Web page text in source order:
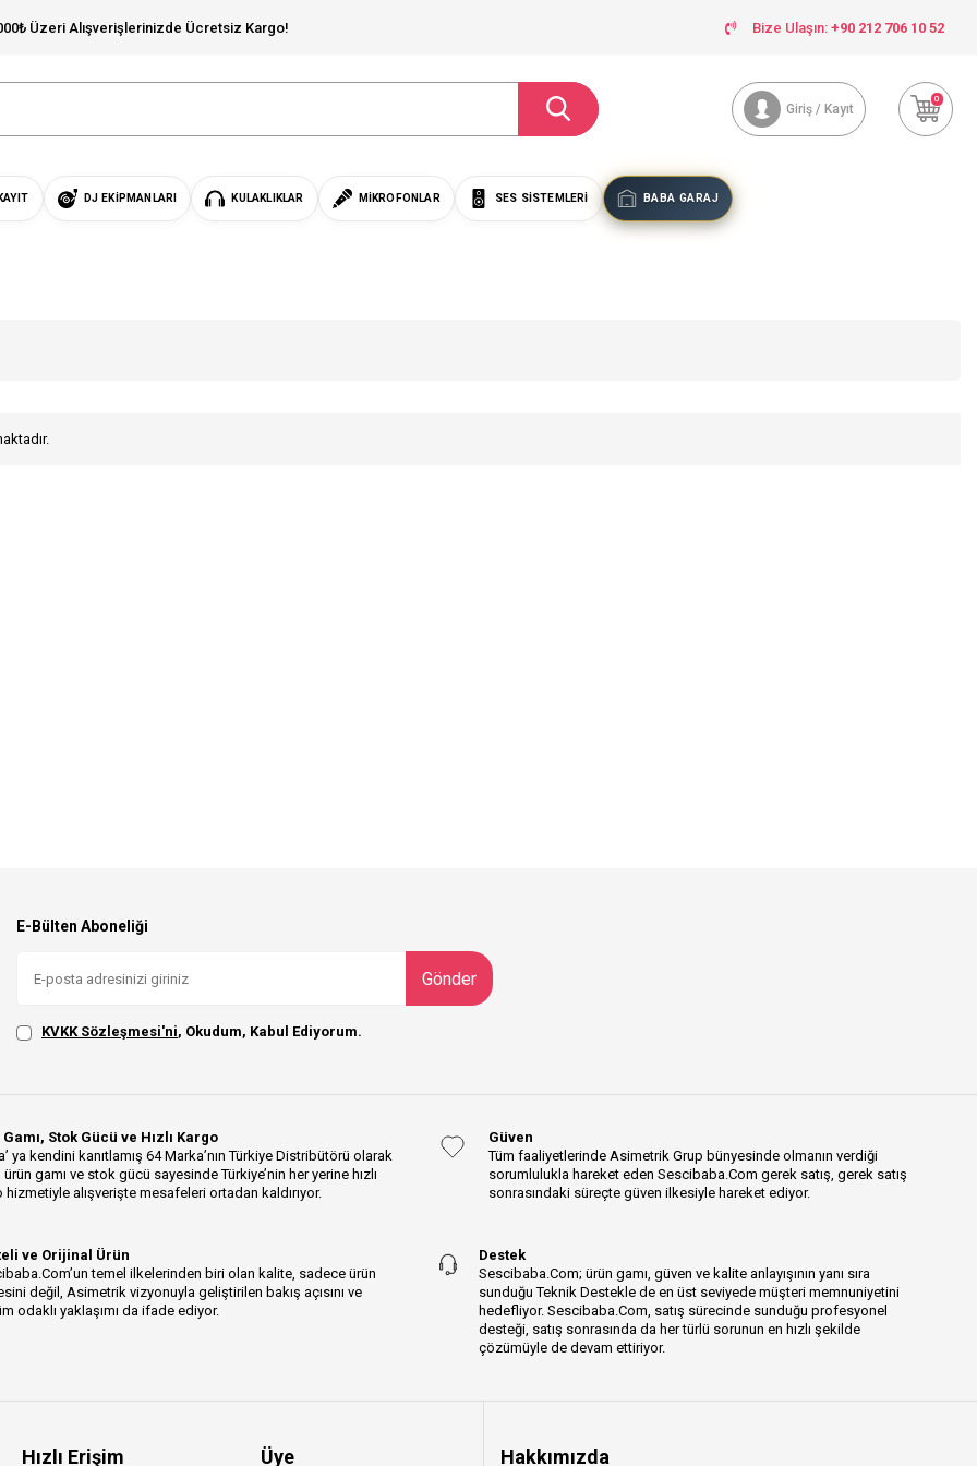
Üzeri Alışverişlerinizde Ücretsiz Kargo! Bize Ulaşın: +90 212 706 10 52
Giriş / Kayıt
0
DJ EKIPMANLARI KULAKLIKLAR MIKROFONLAR SES SISTEMLERI BABA GARAJ
E-Bülten Aboneliği
Gönder
KVKK Sözleşmesi'ni, Okudum, Kabul Ediyorum.
Stok Gücü ve Hızlı Kargo
ya kendini kanıtlamış 64 Marka’nın Türkiye Distribütörü olarak
gamı ve stok gücü sayesinde Türkiye’nin her yerine hızlı
hizmetiyle alışverişte mesafeleri ortadan kaldırıyor.
Güven
Tüm faaliyetlerinde Asimetrik Grup bünyesinde olmanın verdiği
sorumlulukla hareket eden Sescibaba.Com gerek satış, gerek satış
sonrasındaki süreçte güven ilkesiyle hareket ediyor.
ve Orijinal Ürün
temel ilkelerinden biri olan kalite, sadece ürün
değil, Asimetrik vizyonuyla geliştirilen bakış açısını ve
odaklı yaklaşımı da ifade ediyor.
Destek
Sescibaba.Com; ürün gamı, güven ve kalite anlayışının yanı sıra
sunduğu Teknik Destekle de en üst seviyede müşteri memnuniyetini
hedefliyor. Sescibaba.Com, satış sürecinde sunduğu profesyonel
desteği, satış sonrasında da her türlü sorunun en hızlı şekilde
çözümüyle de devam ettiriyor.
Hızlı Erişim Üye Hakkımızda